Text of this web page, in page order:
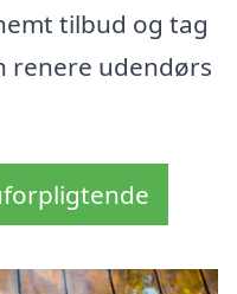
tilbud og tag
renere udendørs